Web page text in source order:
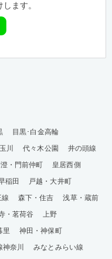
ます。
目黒･白金高輪
川 代々木公園
井の頭線
・門前仲町
皇居西側
稲田
戸越・大井町
線 森下・住吉
浅草・蔵前
・茗荷谷
上野
里
神田・神保町
奈川
みなとみらい線